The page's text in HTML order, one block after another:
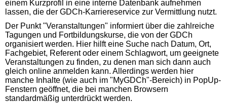
einem Kurzprofil in eine interne Datenbank aufnehmen
lassen, die der GDCh-Karriereservice zur Vermittlung nutzt.
Der Punkt "Veranstaltungen" informiert über die zahlreiche
Tagungen und Fortbildungskurse, die von der GDCh
organisiert werden. Hier hilft eine Suche nach Datum, Ort,
Fachgebiet, Referent oder einem Schlagwort, um geeignete
Veranstaltungen zu finden, zu denen man sich dann auch
gleich online anmelden kann. Allerdings werden hier
manche Inhalte (wie auch im "MyGDCh"-Bereich) in PopUp-
Fenstern geöffnet, die bei manchen Browsern
standardmäßig unterdrückt werden.